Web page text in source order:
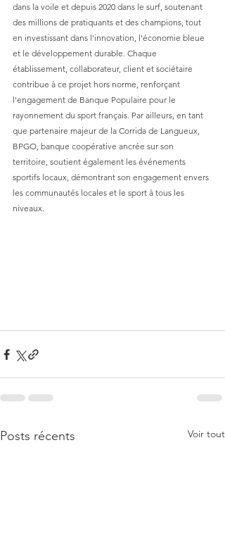
dans la voile et depuis 2020 dans le surf, soutenant
des millions de pratiquants et des champions, tout
en investissant dans l'innovation, l'économie bleue
et le développement durable. Chaque
établissement, collaborateur, client et sociétaire
contribue à ce projet hors norme, renforçant
l'engagement de Banque Populaire pour le
rayonnement du sport français. Par ailleurs, en tant
que partenaire majeur de la Corrida de Langueux,
BPGO, banque coopérative ancrée sur son
territoire, soutient également les événements
sportifs locaux, démontrant son engagement envers
les communautés locales et le sport à tous les
niveaux.
Posts récents Voir tout